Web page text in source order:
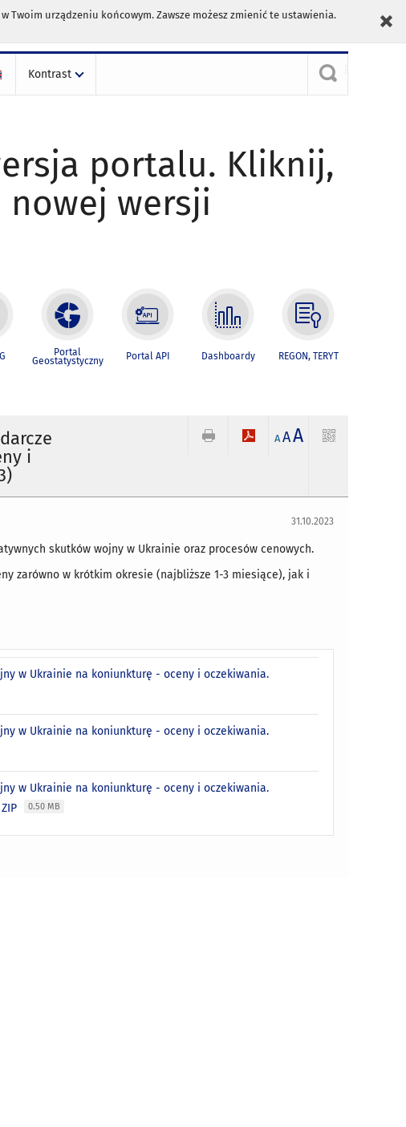
Twoim urządzeniu końcowym. Zawsze możesz zmienić te ustawienia.
Kontrast
portalu. Kliknij,
nowej wersji
Portal
Geostatystyczny Portal API Dashboardy REGON, TERYT
i
A AA
31.10.2023
skutków wojny w Ukrainie oraz procesów cenowych.
zarówno w krótkim okresie (najbliższe 1-3 miesiące), jak i
w Ukrainie na koniunkturę - oceny i oczekiwania.
w Ukrainie na koniunkturę - oceny i oczekiwania.
w Ukrainie na koniunkturę - oceny i oczekiwania.
0.50 MB